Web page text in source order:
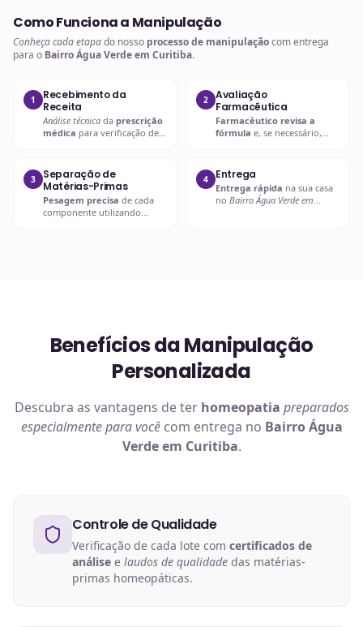
Como Funciona a Manipulação
Conheça cada etapado nosso processo de manipulaçãocom entrega
para o Bairro Água Verde em Curitiba.
1
Recebimento da
Receita
Análise técnica da prescrição
médica para verificação de
2
Avaliação
Farmacêutica
Farmacêutico revisa a
fórmula e, se necessário,
esclarecimentos.
3
Separação de
Matérias-Primas
Pesagem precisa de cada
componente utilizando
4 Entrega
Entrega rápida na sua casa
no Bairro Água Verde em
Benefícios da Manipulação
Personalizada
Descubra as vantagens de ter homeopatia preparados
especialmente para vocêcom entrega no Bairro Água
Verde em Curitiba.
Controle de Qualidade
Verificação de cada lote com certificados de
análise e laudos de qualidade das matérias-
primas homeopáticas.